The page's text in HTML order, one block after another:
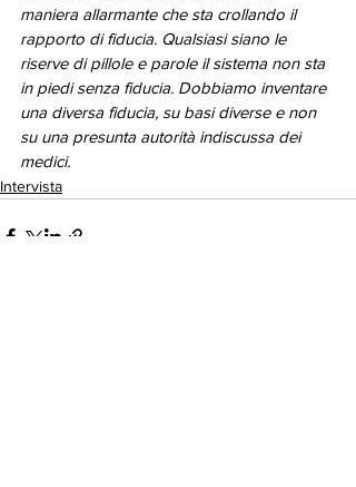
maniera allarmante che sta crollando il
rapporto di fiducia. Qualsiasi siano le
riserve di pillole e parole il sistema non sta
in piedi senza fiducia. Dobbiamo inventare
una diversa fiducia, su basi diverse e non
su una presunta autorità indiscussa dei
medici.
Intervista